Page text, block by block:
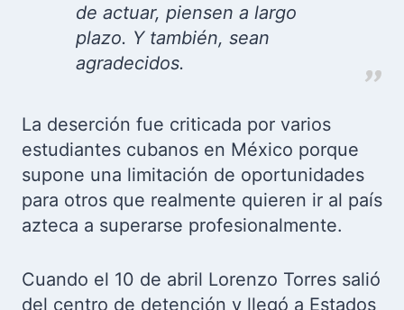
de actuar, piensen a largo
plazo. Y también, sean
agradecidos.
La deserción fue criticada por varios
estudiantes cubanos en México porque
supone una limitación de oportunidades
para otros que realmente quieren ir al país
azteca a superarse profesionalmente.
Cuando el 10 de abril Lorenzo Torres salió
del centro de detención y llegó a Estados